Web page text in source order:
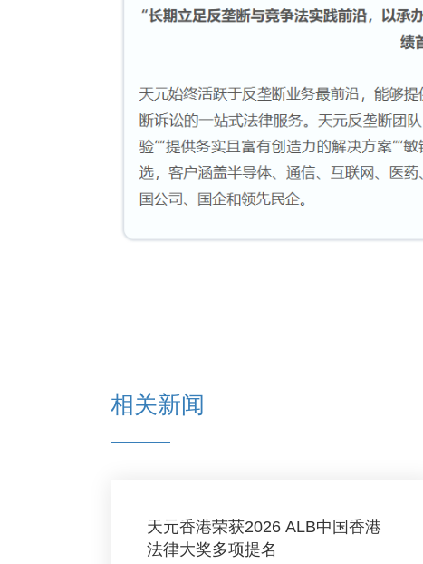
相关新闻
天元香港荣获2026 ALB中国香港
法律大奖多项提名